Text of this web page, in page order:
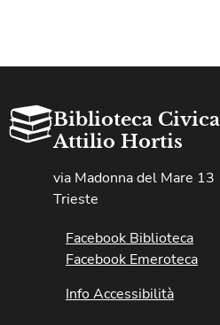
Biblioteca Civica
Attilio Hortis
via Madonna del Mare 13
Trieste
Facebook Biblioteca
Facebook Emeroteca
Info Accessibilità